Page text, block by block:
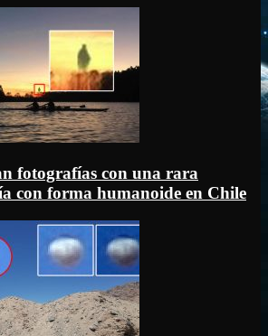
fotografías con una rara
con forma humanoide en Chile